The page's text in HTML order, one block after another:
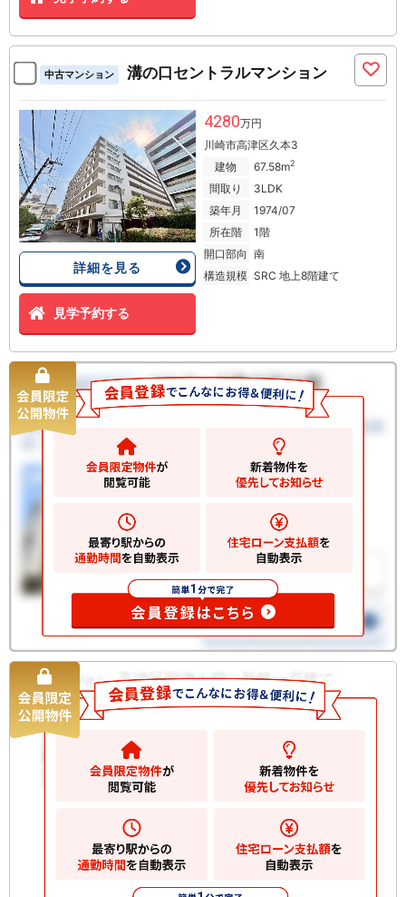
中古マンション 溝の口セントラルマンション
詳細を見る
見学予約する
4280万円
川崎市高津区久本3
建物
67.58m2
間取り
3LDK
築年月
1974/07
所在階
1階
開口部向 南
構造規模 SRC 地上8階建て
新築一戸建て 高津区明津１期 新築一戸建て
94.80m2
木造 地上3階建て
お気に入りに追加